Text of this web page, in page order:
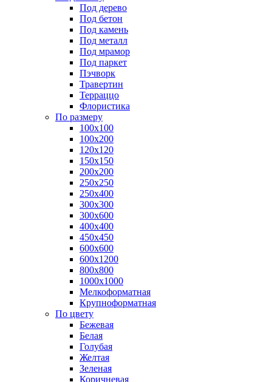
Под дерево
Под бетон
Под камень
Под металл
Под мрамор
Под паркет
Пэчворк
Травертин
Терраццо
Флористика
По размеру
100х100
100х200
120х120
150х150
200х200
250х250
250х400
300х300
300х600
400х400
450х450
600х600
600х1200
800х800
1000х1000
Мелкоформатная
Крупноформатная
По цвету
Бежевая
Белая
Голубая
Желтая
Зеленая
Коричневая